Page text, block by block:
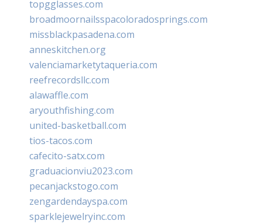
topgglasses.com
broadmoornailsspacoloradosprings.com
missblackpasadena.com
anneskitchen.org
valenciamarketytaqueria.com
reefrecordsllc.com
alawaffle.com
aryouthfishing.com
united-basketball.com
tios-tacos.com
cafecito-satx.com
graduacionviu2023.com
pecanjackstogo.com
zengardendayspa.com
sparklejewelryinc.com